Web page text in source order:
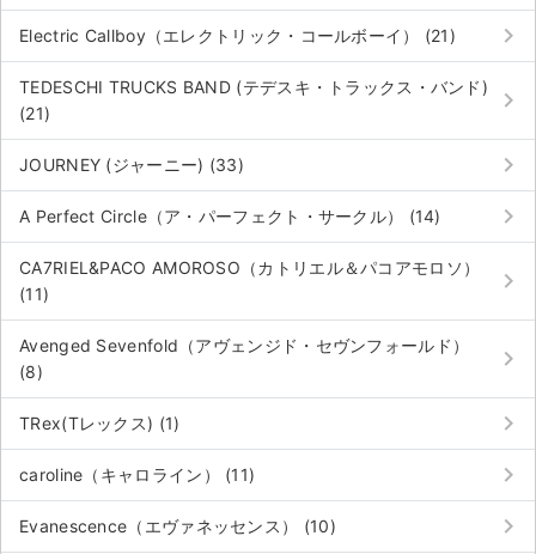
Electric Callboy（エレクトリック・コールボーイ） (21) keyboard_arrow_right
TEDESCHI TRUCKS BAND (テデスキ・トラックス・バンド)
(21)
keyboard_arrow_right
JOURNEY (ジャーニー) (33) keyboard_arrow_right
A Perfect Circle（ア・パーフェクト・サークル） (14) keyboard_arrow_right
CA7RIEL&PACO AMOROSO（カトリエル＆パコアモロソ）
(11)
keyboard_arrow_right
Avenged Sevenfold（アヴェンジド・セヴンフォールド）
(8)
keyboard_arrow_right
TRex(Tレックス) (1) keyboard_arrow_right
caroline（キャロライン） (11) keyboard_arrow_right
Evanescence（エヴァネッセンス） (10) keyboard_arrow_right